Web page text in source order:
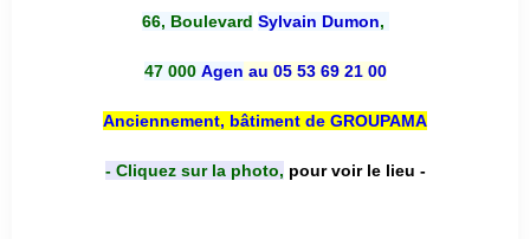
66, Boulevard Sylvain Dumon,
47 000 Agen au 05 53 69 21 00
Anciennement, bâtiment de GROUPAMA
- Cliquez sur la photo, pour voir le lieu -